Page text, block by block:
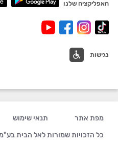
האפליקציה שלנו
נגישות
מפת אתר תנאי שימוש
כל הזכויות שמורות לאל הבית